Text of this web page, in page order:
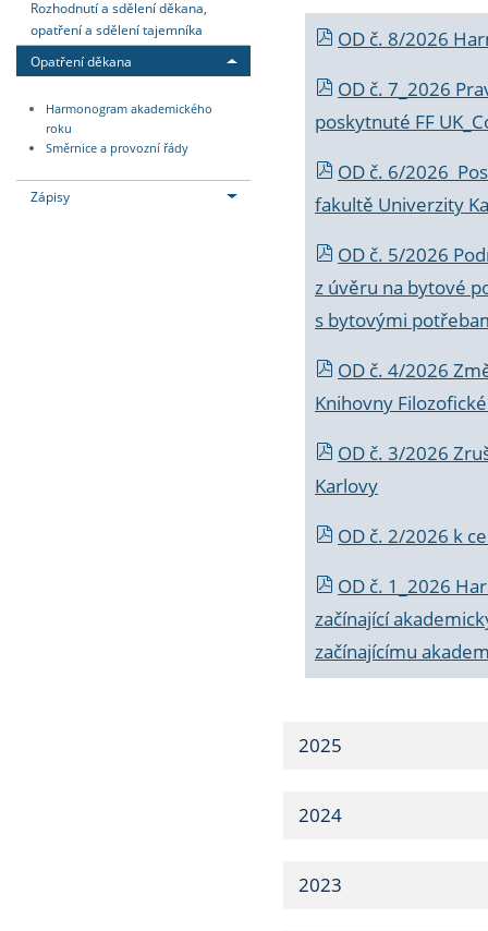
Rozhodnutí a sdělení děkana,
opatření a sdělení tajemníka
Opatření děkana
Harmonogram akademického
roku
Směrnice a provozní řády
Zápisy
OD č. 8/2026
OD č. 7_2026
poskytnuté FF
OD č. 6/2026
fakultě Univerzity
OD č. 5/2026
z úvěru na bytové
s bytovými
OD č. 4/2026
Knihovny
OD č. 3/2026
Karlovy
OD č. 2/2026 k
OD č. 1_2026
začínající
začínajícímu
2025
2024
2023